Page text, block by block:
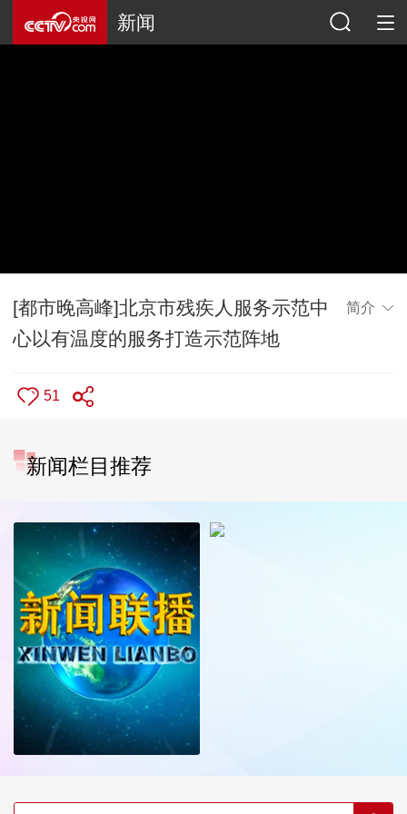
新闻
[都市晚高峰]北京市残疾人服务示范中
心以有温度的服务打造示范阵地
简介
51
新闻栏目推荐